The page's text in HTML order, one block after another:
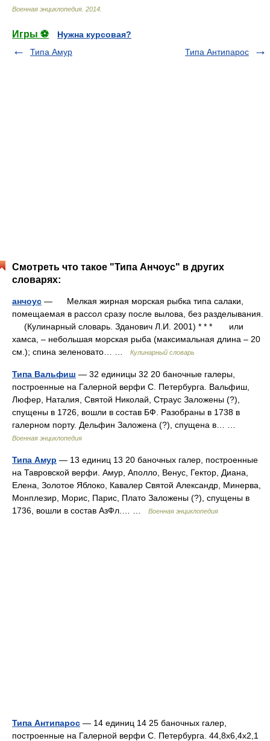
Военная энциклопедия 2014
Игры ⚽
Нужна курсовая?
Типа Амур
Типа Антипарос
Смотреть что такое "Типа Анчоус" в других
словарях:
анчоус — Мелкая жирная морская рыбка типа салаки,
помещаемая в рассол сразу после вылова, без разделывания.
(Кулинарный словарь. Зданович Л.И. 2001) * * * или
хамса, – небольшая морская рыба (максимальная длина – 20
см.); спина зеленовато… …
Кулинарный словарь
Типа Вальфиш — 32 единицы 32 20 баночные галеры,
построенные на Галерной верфи С. Петербурга. Вальфиш,
Люфер, Наталия, Святой Николай, Страус Заложены (?),
спущены в 1726, вошли в состав БФ. Разобраны в 1738 в
галерном порту. Дельфин Заложена (?), спущена в… …
Военная энциклопедия
Типа Амур — 13 единиц 13 20 баночных галер, построенные
на Тавровской верфи. Амур, Аполло, Венус, Гектор, Диана,
Елена, Золотое Яблоко, Кавалер Святой Александр, Минерва,
Монплезир, Морис, Парис, Плато Заложены (?), спущены в
1736, вошли в состав АзФл.… …
Военная энциклопедия
Типа Антипарос — 14 единиц 14 25 баночных галер,
построенные на Галерной верфи С. Петербурга. 44,8x6,4x2,1